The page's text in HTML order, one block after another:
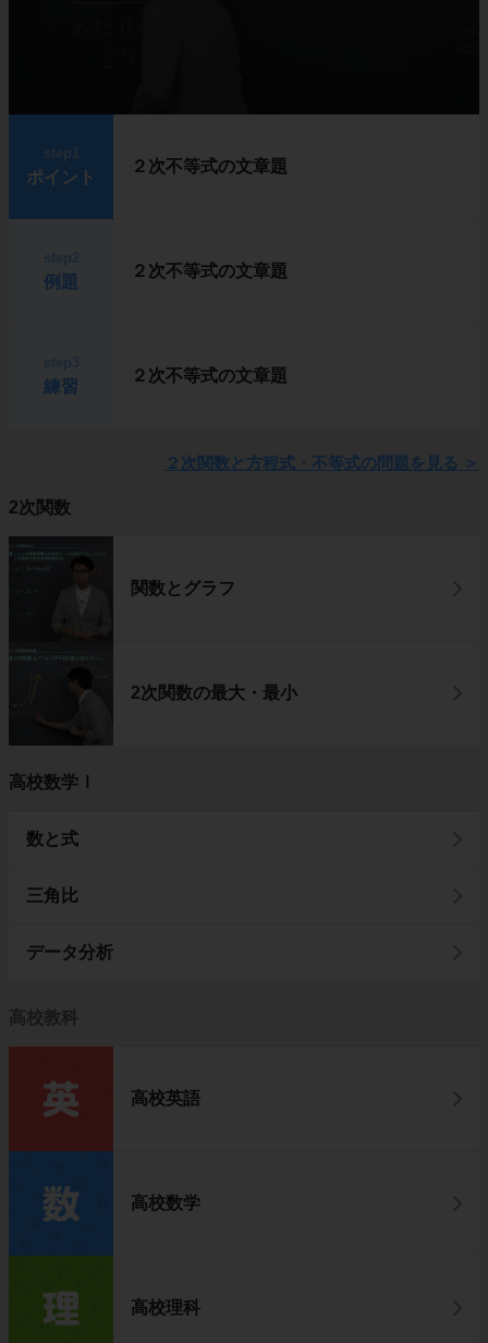
ポイント
２次不等式の文章題
例題
２次不等式の文章題
練習
２次不等式の文章題
２次関数と方程式・不等式の問題を見る ＞
2次関数
関数とグラフ
2次関数の最大・最小
高校数学Ⅰ
数と式
三角比
データ分析
高校教科
高校英語
高校数学
高校理科